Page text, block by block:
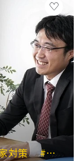
対策 #大田区川崎市